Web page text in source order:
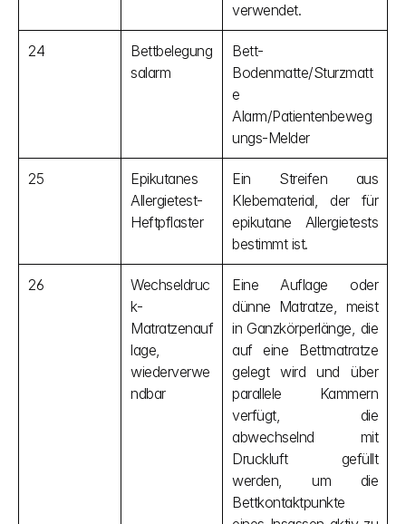
verwendet.
24
Bettbelegung
salarm
Bett-
Bodenmatte/Sturzmatt
e
Alarm/Patientenbeweg
ungs-Melder
25
Epikutanes
Allergietest-
Heftpflaster
Ein Streifen aus
Klebematerial, der für
epikutane Allergietests
bestimmt ist.
26
Wechseldruc
k-
Matratzenauf
lage,
wiederverwe
ndbar
Eine Auflage oder
dünne Matratze, meist
in Ganzkörperlänge, die
auf eine Bettmatratze
gelegt wird und über
parallele Kammern
verfügt, die
abwechselnd mit
Druckluft gefüllt
werden, um die
Bettkontaktpunkte